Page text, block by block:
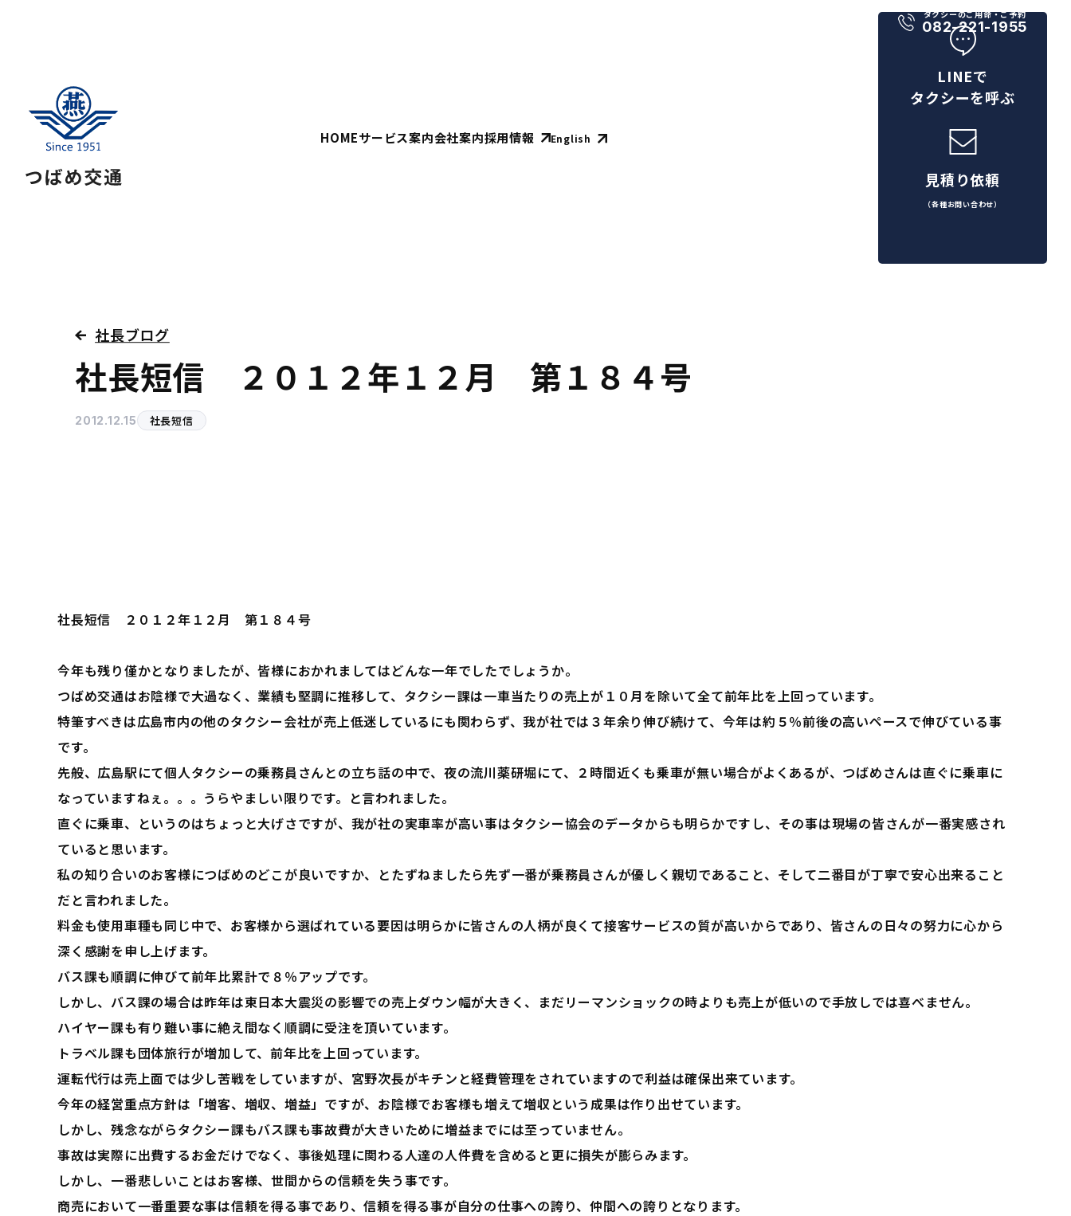
HOMEサービス案内会社案内採用情報 English
タクシーのご用命・ご予約
082-221-1955
LINEで
タクシーを呼ぶ
見積り依頼
（各種お問い合わせ）
社長ブログ
社長短信 ２０１２年１２月 第１８４号
2012.12.15 社長短信
社長短信 ２０１２年１２月 第１８４号
今年も残り僅かとなりましたが、皆様におかれましてはどんな一年でしたでしょうか。
つばめ交通はお陰様で大過なく、業績も堅調に推移して、タクシー課は一車当たりの売上が１０月を除いて全て前年比を上回っています。
特筆すべきは広島市内の他のタクシー会社が売上低迷しているにも関わらず、我が社では３年余り伸び続けて、今年は約５％前後の高いペースで伸びている事
です。
先般、広島駅にて個人タクシーの乗務員さんとの立ち話の中で、夜の流川薬研堀にて、２時間近くも乗車が無い場合がよくあるが、つばめさんは直ぐに乗車に
なっていますねぇ。。。うらやましい限りです。と言われました。
直ぐに乗車、というのはちょっと大げさですが、我が社の実車率が高い事はタクシー協会のデータからも明らかですし、その事は現場の皆さんが一番実感され
ていると思います。
私の知り合いのお客様につばめのどこが良いですか、とたずねましたら先ず一番が乗務員さんが優しく親切であること、そして二番目が丁寧で安心出来ること
だと言われました。
料金も使用車種も同じ中で、お客様から選ばれている要因は明らかに皆さんの人柄が良くて接客サービスの質が高いからであり、皆さんの日々の努力に心から
深く感謝を申し上げます。
バス課も順調に伸びて前年比累計で８％アップです。
しかし、バス課の場合は昨年は東日本大震災の影響での売上ダウン幅が大きく、まだリーマンショックの時よりも売上が低いので手放しでは喜べません。
ハイヤー課も有り難い事に絶え間なく順調に受注を頂いています。
トラベル課も団体旅行が増加して、前年比を上回っています。
運転代行は売上面では少し苦戦をしていますが、宮野次長がキチンと経費管理をされていますので利益は確保出来ています。
今年の経営重点方針は「増客、増収、増益」ですが、お陰様でお客様も増えて増収という成果は作り出せています。
しかし、残念ながらタクシー課もバス課も事故費が大きいために増益までには至っていません。
事故は実際に出費するお金だけでなく、事後処理に関わる人達の人件費を含めると更に損失が膨らみます。
しかし、一番悲しいことはお客様、世間からの信頼を失う事です。
商売において一番重要な事は信頼を得る事であり、信頼を得る事が自分の仕事への誇り、仲間への誇りとなります。